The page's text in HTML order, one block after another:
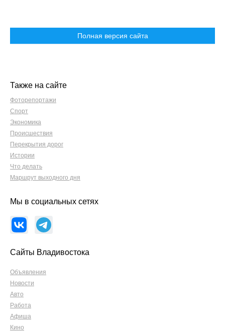
Полная версия сайта
Также на сайте
Фоторепортажи
Спорт
Экономика
Происшествия
Перекрытия дорог
Истории
Что делать
Маршрут выходного дня
Мы в социальных сетях
Сайты Владивостока
Объявления
Новости
Авто
Работа
Афиша
Кино